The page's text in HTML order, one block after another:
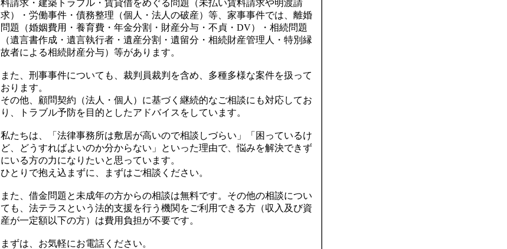
料請求・建築トラブル・賃貸借をめぐる問題（未払い賃料請求や明渡請
求）・労働事件・債務整理（個人・法人の破産）等、家事事件では、離婚
問題（婚姻費用・養育費・年金分割・財産分与・不貞・DV）・相続問題
（遺言書作成・遺言執行者・遺産分割・遺留分・相続財産管理人・特別縁
故者による相続財産分与）等があります。
また、刑事事件についても、裁判員裁判を含め、多種多様な案件を扱って
おります。
その他、顧問契約（法人・個人）に基づく継続的なご相談にも対応してお
り、トラブル予防を目的としたアドバイスをしています。
私たちは、「法律事務所は敷居が高いので相談しづらい」「困っているけ
ど、どうすればよいのか分からない」といった理由で、悩みを解決できず
にいる方の力になりたいと思っています。
ひとりで抱え込まずに、まずはご相談ください。
また、借金問題と未成年の方からの相談は無料です。その他の相談につい
ても、法テラスという法的支援を行う機関をご利用できる方（収入及び資
産が一定額以下の方）は費用負担が不要です。
まずは、お気軽にお電話ください。